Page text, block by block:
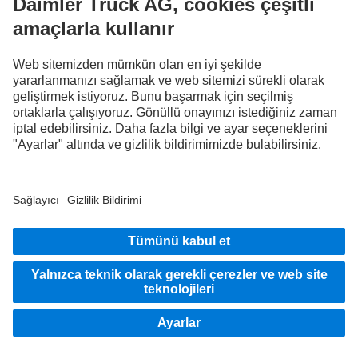
FOLLOW THE ROADSTARS.
Deneyimlerinizi şimdi diğer kamyon sürücüleriyle paylaşın.